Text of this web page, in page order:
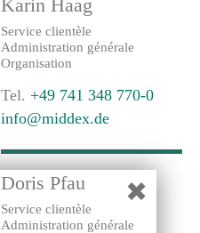
Karin Haag
Service clientèle
Administration générale
Organisation
Tel. +49 741 348 770-0
info@middex.de
Doris Pfau
Service clientèle
Administration générale
✖